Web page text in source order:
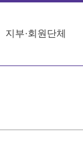
지부·회원단체